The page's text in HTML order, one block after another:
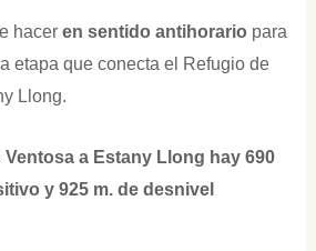
haceren sentido antihorario para
etapa que conecta el Refugio de
Llong.
Ventosa a Estany Llong hay 690
y 925 m. de desnivel